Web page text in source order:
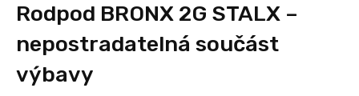
Rodpod BRONX 2G STALX –
nepostradatelná součást
výbavy